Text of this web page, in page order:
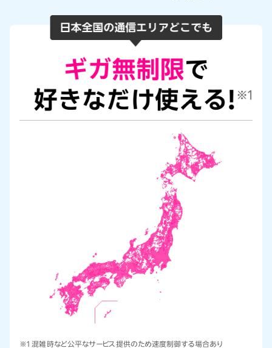
※1 混雑時など公平なサービス提供のため速度制御する場合あり